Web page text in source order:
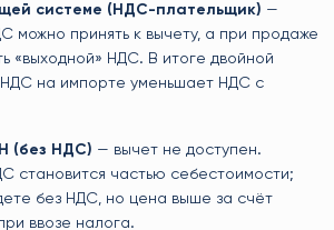
системе (НДС-плательщик) —
можно принять к вычету, а при продаже
«выходной» НДС. В итоге двойной
НДС на импорте уменьшает НДС с
(без НДС) — вычет не доступен.
становится частью себестоимости;
без НДС, но цена выше за счёт
ввозе налога.